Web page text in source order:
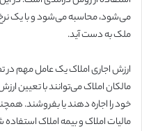
می‌شود، محاسبه می‌شود و با یک
ملک به دست آید.
ارزش اجاری املاک یک عامل مهم
مالکان املاک می‌توانند با تعیین
خود را اجاره دهند یا بفروشند.
مالیات املاک و بیمه املاک